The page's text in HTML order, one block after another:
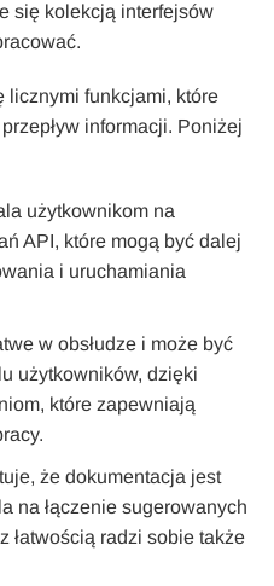
się kolekcją interfejsów
licznymi funkcjami, które
informacji. Poniżej
użytkownikom na
API, które mogą być dalej
i uruchamiania
w obsłudze i może być
użytkowników, dzięki
które zapewniają
że dokumentacja jest
na łączenie sugerowanych
łatwością radzi sobie także